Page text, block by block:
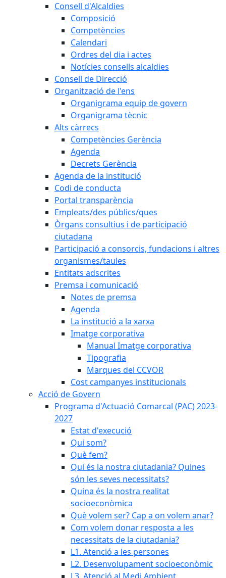
Consell d'Alcaldies
Composició
Competències
Calendari
Ordres del dia i actes
Notícies consells alcaldies
Consell de Direcció
Organització de l'ens
Organigrama equip de govern
Organigrama tècnic
Alts càrrecs
Competències Gerència
Agenda
Decrets Gerència
Agenda de la institució
Codi de conducta
Portal transparència
Empleats/des públics/ques
Òrgans consultius i de participació
ciutadana
Participació a consorcis, fundacions i altres
organismes/taules
Entitats adscrites
Premsa i comunicació
Notes de premsa
Agenda
La institució a la xarxa
Imatge corporativa
Manual Imatge corporativa
Tipografia
Marques del CCVOR
Cost campanyes institucionals
Acció de Govern
Programa d'Actuació Comarcal (PAC) 2023-
2027
Estat d'execució
Qui som?
Què fem?
Qui és la nostra ciutadania? Quines
són les seves necessitats?
Quina és la nostra realitat
socioeconòmica
Què volem ser? Cap a on volem anar?
Com volem donar resposta a les
necessitats de la ciutadania?
L1. Atenció a les persones
L2. Desenvolupament socioeconòmic